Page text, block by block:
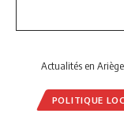
Actualités en
POLITIQUE